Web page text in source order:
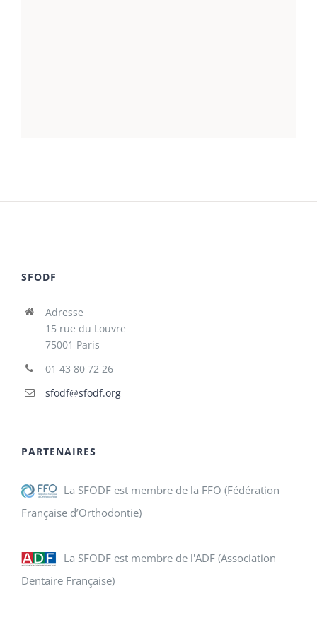
SFODF
Adresse
15 rue du Louvre
75001 Paris
01 43 80 72 26
sfodf@sfodf.org
PARTENAIRES
La SFODF est membre de la FFO (Fédération
Française d’Orthodontie)
La SFODF est membre de l'ADF (Association
Dentaire Française)